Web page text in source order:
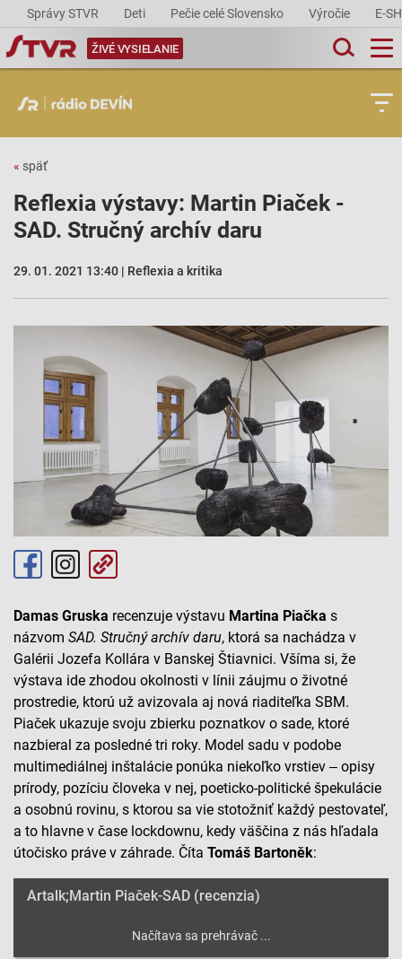
Správy STVR Deti Pečie celé Slovensko Výročie E-
ŽIVÉ VYSIELANIE
« späť
Reflexia výstavy: Martin Piaček -
SAD. Stručný archív daru
29. 01. 2021 13:40 | Reflexia a kritika
Damas Gruska recenzuje výstavu Martina Piačka s
názvom SAD. Stručný archív daru, ktorá sa nachádza v
Galérii Jozefa Kollára v Banskej Štiavnici. Všíma si, že
výstava ide zhodou okolnosti v línii záujmu o životné
prostredie, ktorú už avizovala aj nová riaditeľka SBM.
Piaček ukazuje svoju zbierku poznatkov o sade, ktoré
nazbieral za posledné tri roky. Model sadu v podobe
multimediálnej inštalácie ponúka niekoľko vrstiev ‒ opisy
prírody, pozíciu človeka v nej, poeticko-politické špekulácie
a osobnú rovinu, s ktorou sa vie stotožniť každý pestovateľ,
a to hlavne v čase lockdownu, kedy väščina z nás hľadala
útočisko práve v záhrade. Číta Tomáš Bartoněk:
Artalk;Martin Piaček-SAD (recenzia)